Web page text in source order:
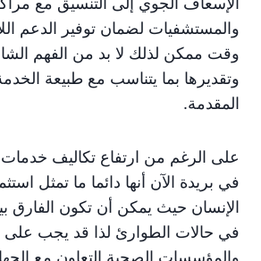
والمستشفيات لضمان توفير الدعم
وقت ممكن لذلك لا بد من الفهم
وتقديرها بما يتناسب مع طبيعة
المقدمة.
على الرغم من ارتفاع تكاليف
في بريدة الآن أنها دائما ما تمثل
الإنسان حيث يمكن أن تكون الفارق
في حالات الطوارئ لذا قد يجب على
والمؤسسات الصحية التعاون مع